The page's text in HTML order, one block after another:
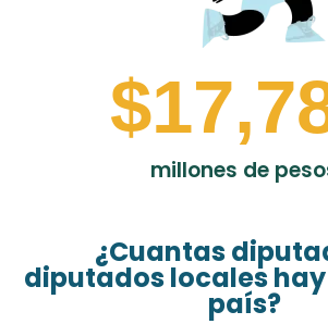
millones de
$
¿Cuantas
diputados locales
país?